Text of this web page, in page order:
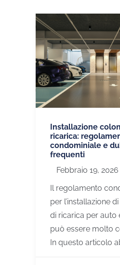
Installazione
ricarica:
condominiale e
frequenti
Febbraio 19, 2026
Il regolamento
per l’installazione
di ricarica per auto
può essere molto
In questo articolo